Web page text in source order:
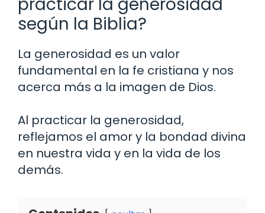
según la Biblia?
La generosidad es un valor
fundamental en la fe cristiana y nos
acerca más a la imagen de Dios.
Al practicar la generosidad,
reflejamos el amor y la bondad divina
en nuestra vida y en la vida de los
demás.